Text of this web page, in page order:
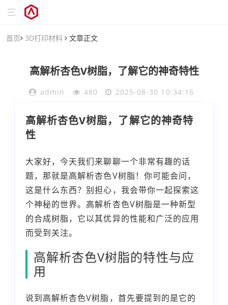
首页 3D打印材料 文章正文
高解析杏色V树脂，了解它的神奇特性
admin 480 2025-08-30 10:34:16
高解析杏色V树脂，了解它的神奇特
性
大家好，今天我们来聊聊一个非常有趣的话
题，那就是高解析杏色V树脂！你可能会问，
这是什么东西？别担心，我会带你一起探索这
个神秘的世界。高解析杏色V树脂是一种新型
的合成树脂，它以其优异的性能和广泛的应用
而受到关注。
高解析杏色V树脂的特性与应
用
说到高解析杏色V树脂，首先要提到的是它的